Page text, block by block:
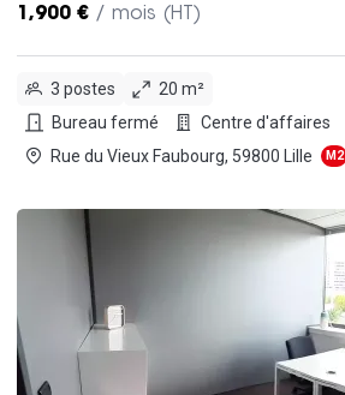
1,900 € / mois (HT)
3 postes
20 m²
Bureau fermé
Centre d'affaires
Rue du Vieux Faubourg, 59800 Lille
M2